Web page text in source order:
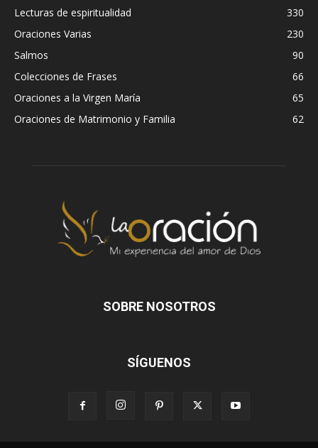
Lecturas de espiritualidad
330
Oraciones Varias
230
Salmos
90
Colecciones de Frases
66
Oraciones a la Virgen María
65
Oraciones de Matrimonio y Familia
62
SOBRE NOSOTROS
SÍGUENOS